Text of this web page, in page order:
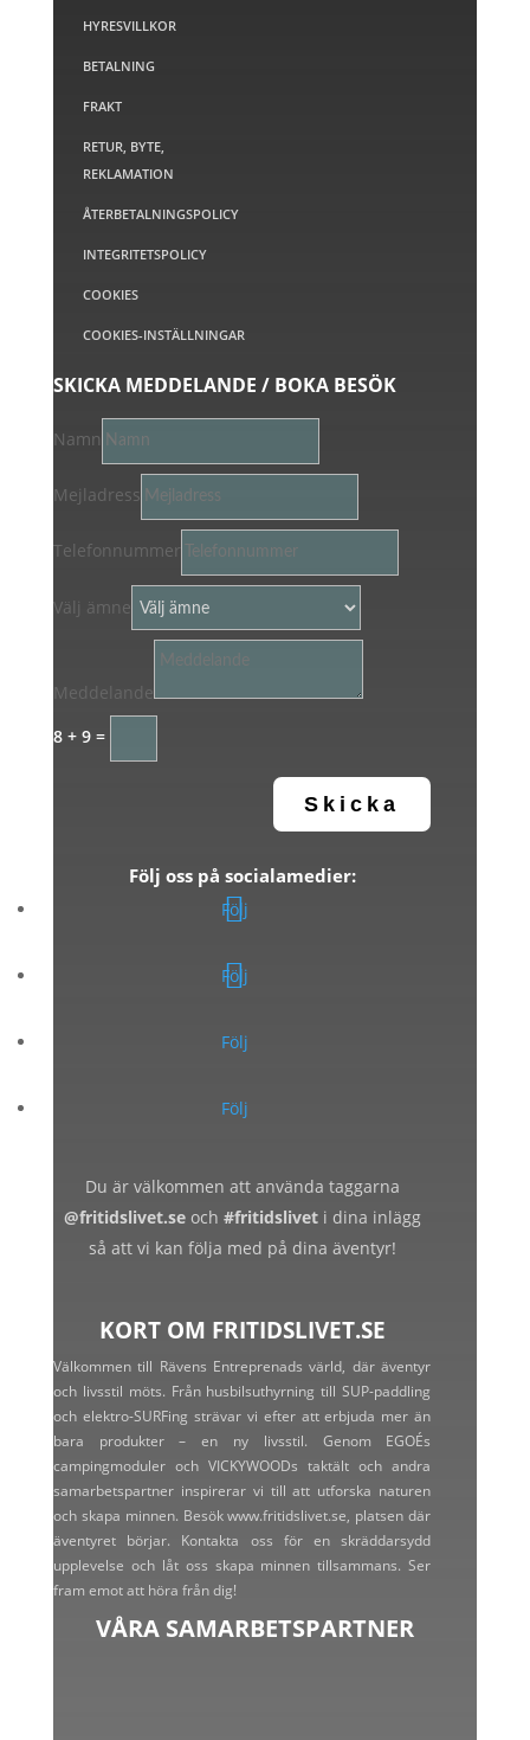
HYRESVILLKOR
BETALNING
FRAKT
RETUR, BYTE,
REKLAMATION
ÅTERBETALNINGSPOLICY
INTEGRITETSPOLICY
COOKIES
COOKIES-INSTÄLLNINGAR
SKICKA MEDDELANDE / BOKA BESÖK
Namn
Mejladress
Telefonnummer
Välj ämne
Meddelande
8 + 9=
Skicka
Följ oss på socialamedier:
Följ
Följ
Följ
Följ
Du är välkommen att använda taggarna
@fritidslivet.seoch #fritidsliveti dina inlägg
så att vi kan följa med på dina äventyr!
KORT OM FRITIDSLIVET.SE
Välkommen till Rävens Entreprenads värld, där äventyr
och livsstil möts. Från husbilsuthyrning till SUP-paddling
och elektro-SURFing strävar vi efter att erbjuda mer än
bara produkter – en ny livsstil. Genom EGOÉs
campingmoduler och VICKYWOODs taktält och andra
samarbetspartner inspirerar vi till att utforska naturen
och skapa minnen. Besök www.fritidslivet.se, platsen där
äventyret börjar. Kontakta oss för en skräddarsydd
upplevelse och låt oss skapa minnen tillsammans. Ser
fram emot att höra från dig!
VÅRA SAMARBETSPARTNER